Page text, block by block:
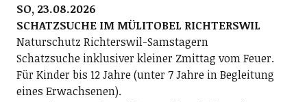
SO, 23.08.2026
SCHATZSUCHE IM MÜLITOBEL RICHTERSWIL
Naturschutz Richterswil-Samstagern
Schatzsuche inklusiver kleiner Zmittag vom Feuer.
Für Kinder bis 12 Jahre (unter 7 Jahre in Begleitung
eines Erwachsenen).